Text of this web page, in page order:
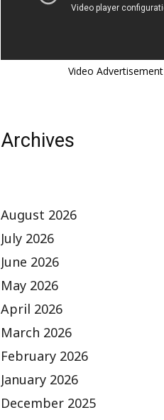
Video Advertisement
Archives
August 2026
July 2026
June 2026
May 2026
April 2026
March 2026
February 2026
January 2026
December 2025